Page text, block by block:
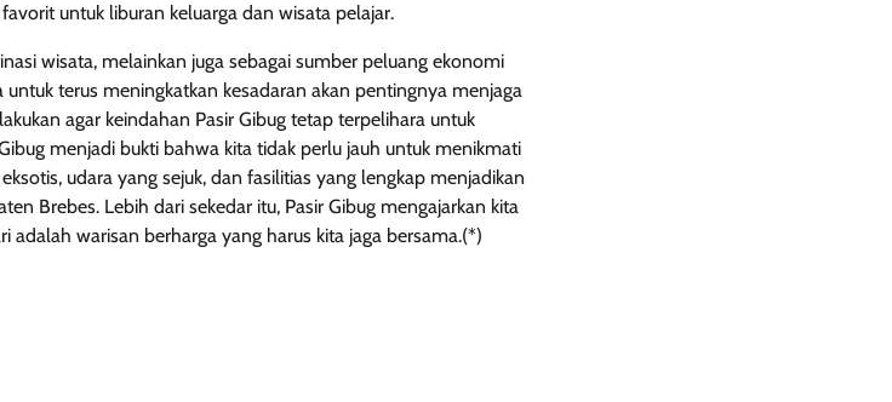
untuk liburan keluarga dan wisata pelajar.
wisata, melainkan juga sebagai sumber peluang ekonomi
terus meningkatkan kesadaran akan pentingnya menjaga
agar keindahan Pasir Gibug tetap terpelihara untuk
menjadi bukti bahwa kita tidak perlu jauh untuk menikmati
udara yang sejuk, dan fasilitias yang lengkap menjadikan
Brebes. Lebih dari sekedar itu, Pasir Gibug mengajarkan kita
warisan berharga yang harus kita jaga bersama.(*)